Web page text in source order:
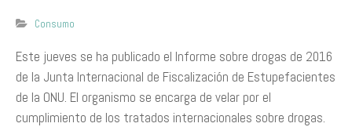
Consumo
​Este jueves se ha publicado el Informe sobre drogas de 2016
de la Junta Internacional de Fiscalización de Estupefacientes
de la ONU. El organismo se encarga de velar por el
cumplimiento de los tratados internacionales sobre drogas.